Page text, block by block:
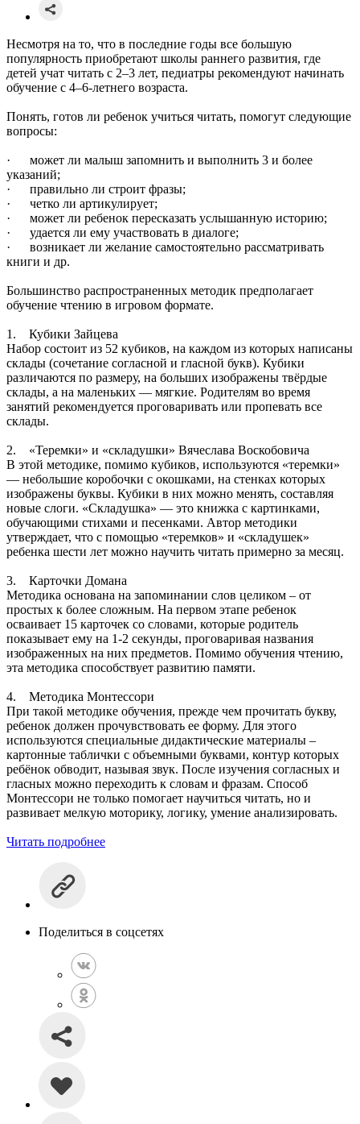
Несмотря на то, что в последние годы все большую
популярность приобретают школы раннего развития, где
детей учат читать с 2–3 лет, педиатры рекомендуют начинать
обучение с 4–6-летнего возраста.
Понять, готов ли ребенок учиться читать, помогут следующие
вопросы:
· может ли малыш запомнить и выполнить 3 и более
указаний;
· правильно ли строит фразы;
· четко ли артикулирует;
· может ли ребенок пересказать услышанную историю;
· удается ли ему участвовать в диалоге;
· возникает ли желание самостоятельно рассматривать
книги и др.
Большинство распространенных методик предполагает
обучение чтению в игровом формате.
1. Кубики Зайцева
Набор состоит из 52 кубиков, на каждом из которых написаны
склады (сочетание согласной и гласной букв). Кубики
различаются по размеру, на больших изображены твёрдые
склады, а на маленьких — мягкие. Родителям во время
занятий рекомендуется проговаривать или пропевать все
склады.
2. «Теремки» и «складушки» Вячеслава Воскобовича
В этой методике, помимо кубиков, используются «теремки»
— небольшие коробочки с окошками, на стенках которых
изображены буквы. Кубики в них можно менять, составляя
новые слоги. «Складушка» — это книжка с картинками,
обучающими стихами и песенками. Автор методики
утверждает, что с помощью «теремков» и «складушек»
ребенка шести лет можно научить читать примерно за месяц.
3. Карточки Домана
Методика основана на запоминании слов целиком – от
простых к более сложным. На первом этапе ребенок
осваивает 15 карточек со словами, которые родитель
показывает ему на 1-2 секунды, проговаривая названия
изображенных на них предметов. Помимо обучения чтению,
эта методика способствует развитию памяти.
4. Методика Монтессори
При такой методике обучения, прежде чем прочитать букву,
ребенок должен прочувствовать ее форму. Для этого
используются специальные дидактические материалы –
картонные таблички с объемными буквами, контур которых
ребёнок обводит, называя звук. После изучения согласных и
гласных можно переходить к словам и фразам. Способ
Монтессори не только помогает научиться читать, но и
развивает мелкую моторику, логику, умение анализировать.
Читать подробнее
Поделиться в соцсетях